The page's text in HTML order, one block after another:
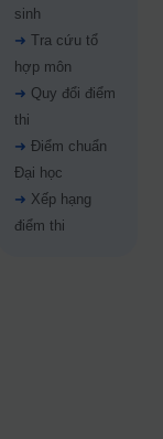
sinh
➜ Tra cứu tổ
hợp môn
➜ Quy đổi điểm
thi
➜ Điểm chuẩn
Đại học
➜ Xếp hạng
điểm thi